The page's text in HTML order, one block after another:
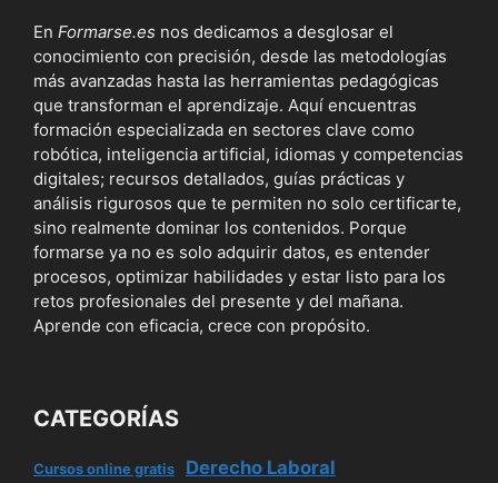
En Formarse.es nos dedicamos a desglosar el
conocimiento con precisión, desde las metodologías
más avanzadas hasta las herramientas pedagógicas
que transforman el aprendizaje. Aquí encuentras
formación especializada en sectores clave como
robótica, inteligencia artificial, idiomas y competencias
digitales; recursos detallados, guías prácticas y
análisis rigurosos que te permiten no solo certificarte,
sino realmente dominar los contenidos. Porque
formarse ya no es solo adquirir datos, es entender
procesos, optimizar habilidades y estar listo para los
retos profesionales del presente y del mañana.
Aprende con eficacia, crece con propósito.
CATEGORÍAS
Cursos online gratis Derecho Laboral